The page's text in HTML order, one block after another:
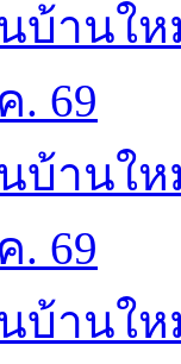
บ้านใ
. 69
บ้านใ
. 69
บ้านให